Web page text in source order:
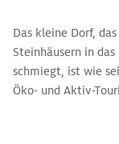
Das kleine Dorf,
Steinhäusern in
schmiegt, ist wie
Öko- und Aktiv-